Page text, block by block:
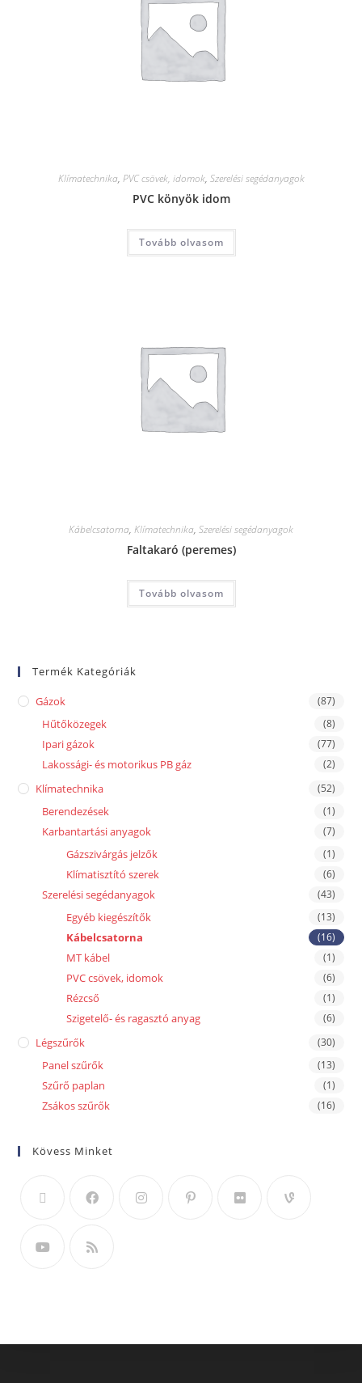
Klímatechnika, PVC csövek, idomok, Szerelési segédanyagok
PVC könyök idom
Tovább olvasom
Kábelcsatorna, Klímatechnika, Szerelési segédanyagok
Faltakaró (peremes)
Tovább olvasom
Termék Kategóriák
Gázok (87)
Hűtőközegek (8)
Ipari gázok (77)
Lakossági- és motorikus PB gáz (2)
Klímatechnika (52)
Berendezések (1)
Karbantartási anyagok (7)
Gázszivárgás jelzők (1)
Klímatisztító szerek (6)
Szerelési segédanyagok (43)
Egyéb kiegészítők (13)
Kábelcsatorna (16)
MT kábel (1)
PVC csövek, idomok (6)
Rézcső (1)
Szigetelő- és ragasztó anyag (6)
Légszűrők (30)
Panel szűrők (13)
Szűrő paplan (1)
Zsákos szűrők (16)
Kövess Minket